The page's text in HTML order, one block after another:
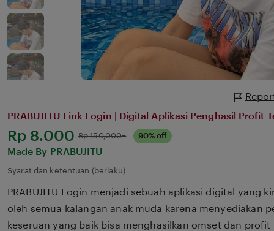
PRABUJITU Link Login | Digital Aplikasi Penghasil Profit
Harga:
Rp 8.000 Normal:
Rp 150,000+ 90% off
Made By PRABUJITU
Syarat dan ketentuan (berlaku)
PRABUJITU Login menjadi sebuah aplikasi digital yang
oleh semua kalangan anak muda karena menyediakan
keseruan yang baik bisa menghasilkan omset dan